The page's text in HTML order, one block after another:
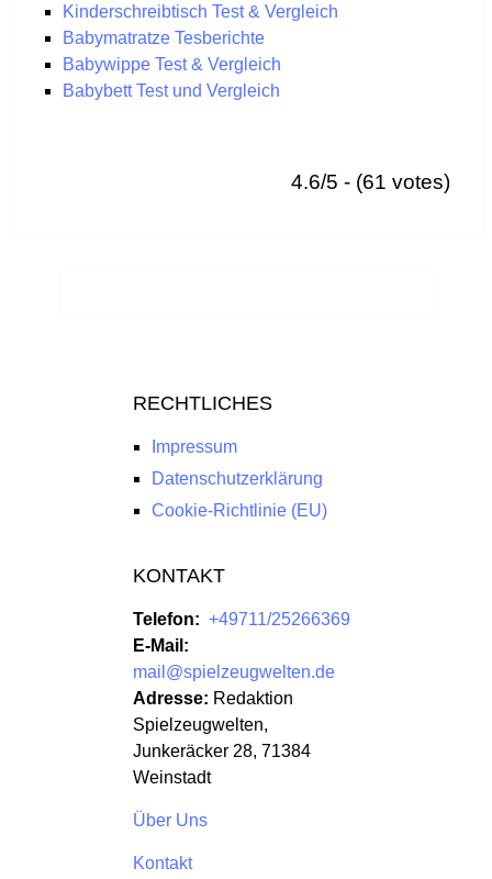
Kinderschreibtisch Test & Vergleich
Babymatratze Tesberichte
Babywippe Test & Vergleich
Babybett Test und Vergleich
4.6/5 - (61 votes)
RECHTLICHES
Impressum
Datenschutzerklärung
Cookie-Richtlinie (EU)
KONTAKT
Telefon: +49711/25266369
E-Mail:
mail@spielzeugwelten.de
Adresse: Redaktion
Spielzeugwelten,
Junkeräcker 28, 71384
Weinstadt
Über Uns
Kontakt